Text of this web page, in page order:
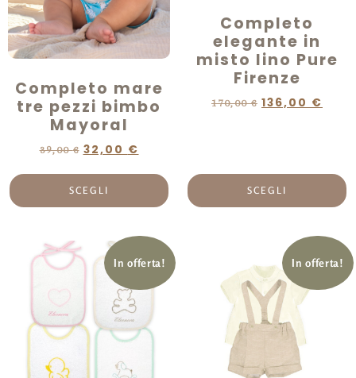
Completo mare
tre pezzi bimbo
Mayoral
39,00€ 32,00 €
SCEGLI
Completo
elegante in
misto lino Pure
Firenze
170,00€ 136,00 €
SCEGLI
In offerta! In offerta!